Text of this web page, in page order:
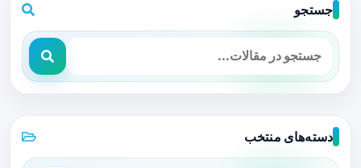
جستجو
دسته‌های منتخب